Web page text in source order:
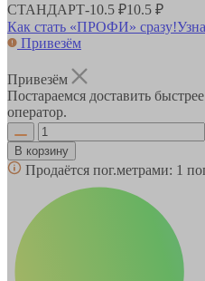
СТАНДАРТ-10.5 ₽10.5 ₽
Как стать «ПРОФИ» сразу!
Привезём
Привезём
Постараемся доставить
оператор.
В корзину
Продаётся пог.метрами: 1